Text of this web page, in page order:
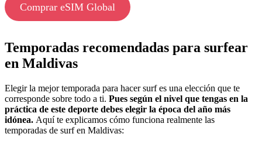
Comprar eSIM Global
Temporadas recomendadas para surfear
en Maldivas
Elegir la mejor temporada para hacer surf es una elección que te
corresponde sobre todo a ti. Pues según el nivel que tengas en la
práctica de este deporte debes elegir la época del año más
idónea. Aquí te explicamos cómo funciona realmente las
temporadas de surf en Maldivas: